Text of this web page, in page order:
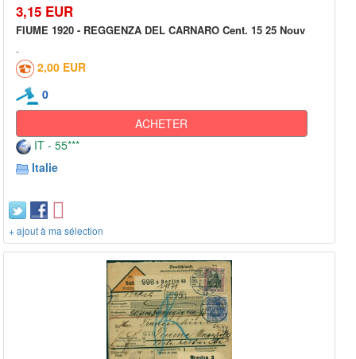
3,15 EUR
FIUME 1920 - REGGENZA DEL CARNARO Cent. 15 25 Nouv
2,00 EUR
0
ACHETER
IT - 55***
Italie
+ ajout à ma sélection